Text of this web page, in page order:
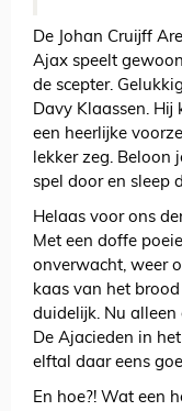
De Johan Cruijff
Ajax speelt
de scepter.
Davy Klaassen.
een heerlijke
lekker zeg. Beloon
spel door en sleep
Helaas voor ons
Met een doffe
onverwacht, weer
kaas van het
duidelijk. Nu alleen
De Ajacieden in
elftal daar eens
En hoe?! Wat een